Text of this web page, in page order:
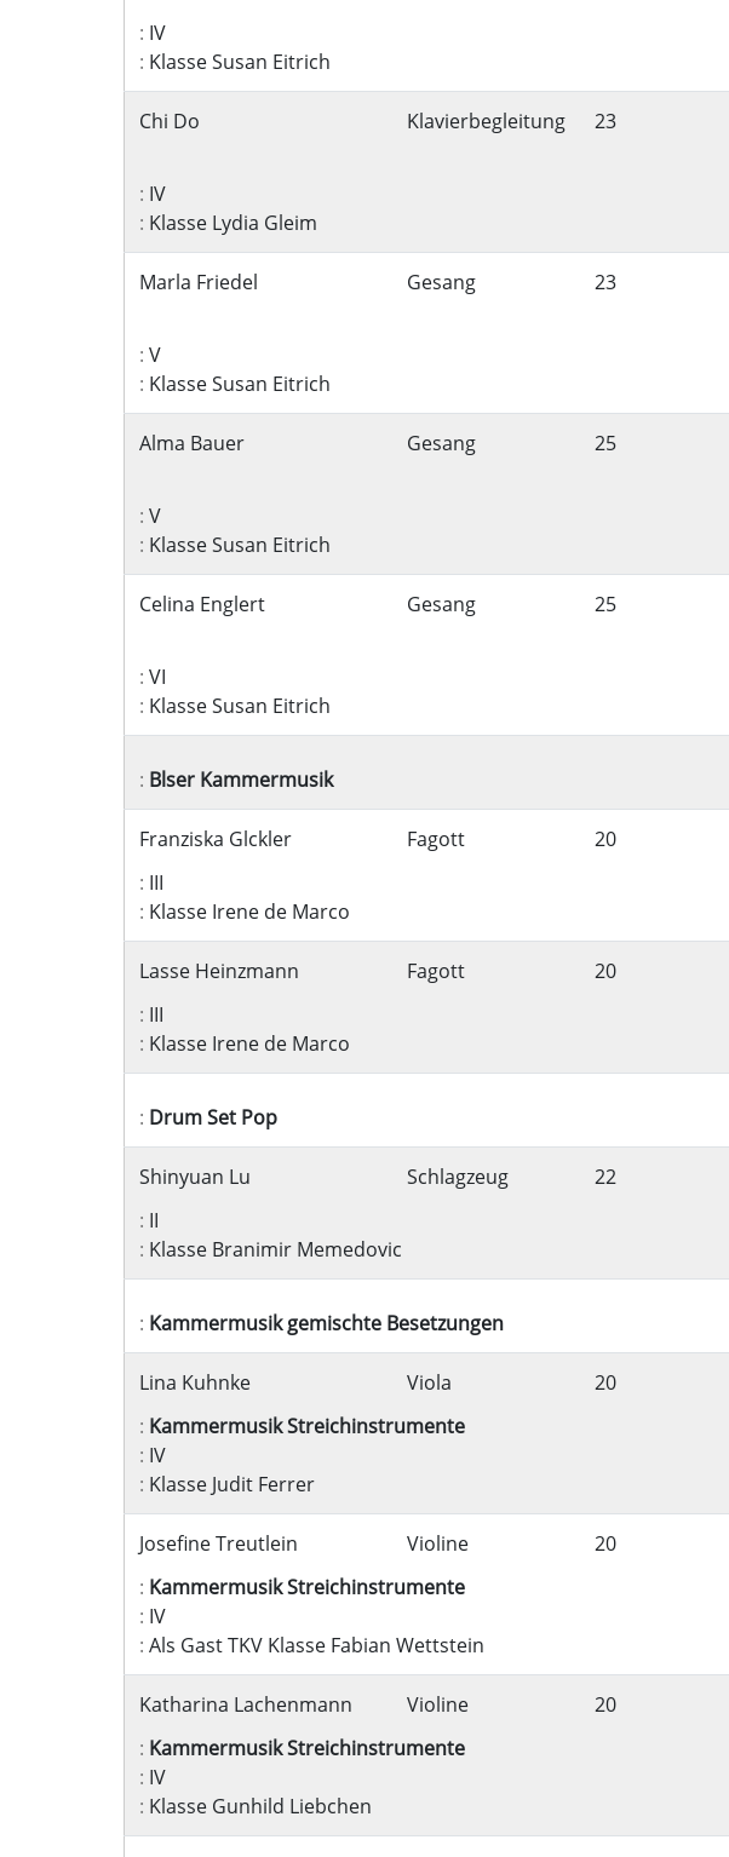
: IV
: Klasse Susan Eitrich
Chi Do Klavierbegleitung 23
: IV
: Klasse Lydia Gleim
Marla Friedel Gesang 23
: V
: Klasse Susan Eitrich
Alma Bauer Gesang 25
: V
: Klasse Susan Eitrich
Celina Englert Gesang 25
: VI
: Klasse Susan Eitrich
: Blser Kammermusik
Franziska Glckler Fagott 20
: III
: Klasse Irene de Marco
Lasse Heinzmann Fagott 20
: III
: Klasse Irene de Marco
: Drum Set Pop
Shinyuan Lu Schlagzeug 22
: II
: Klasse Branimir Memedovic
: Kammermusik gemischte Besetzungen
Lina Kuhnke Viola 20
: Kammermusik Streichinstrumente
: IV
: Klasse Judit Ferrer
Josefine Treutlein Violine 20
: Kammermusik Streichinstrumente
: IV
: Als Gast TKV Klasse Fabian Wettstein
Katharina Lachenmann Violine 20
: Kammermusik Streichinstrumente
: IV
: Klasse Gunhild Liebchen